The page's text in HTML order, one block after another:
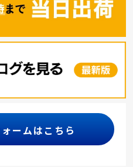
ームはこちら